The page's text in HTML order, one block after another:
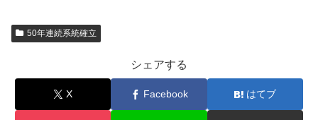
50年連続系統確立
シェアする
X Facebook はてブ